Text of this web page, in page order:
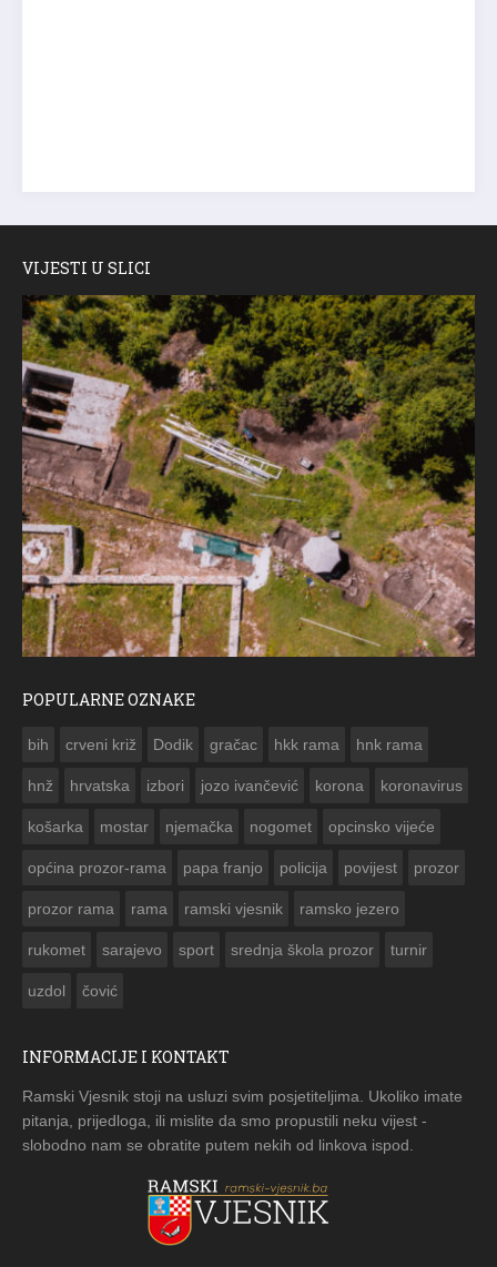
VIJESTI U SLICI
POPULARNE OZNAKE
bih crveni križ Dodik gračac hkk rama hnk rama
hnž hrvatska izbori jozo ivančević korona koronavirus
košarka mostar njemačka nogomet opcinsko vijeće
općina prozor-rama papa franjo policija povijest prozor
prozor rama rama ramski vjesnik ramsko jezero
rukomet sarajevo sport srednja škola prozor turnir
uzdol čović
INFORMACIJE I KONTAKT
Ramski Vjesnik stoji na usluzi svim posjetiteljima. Ukoliko imate
pitanja, prijedloga, ili mislite da smo propustili neku vijest -
slobodno nam se obratite putem nekih od linkova ispod.